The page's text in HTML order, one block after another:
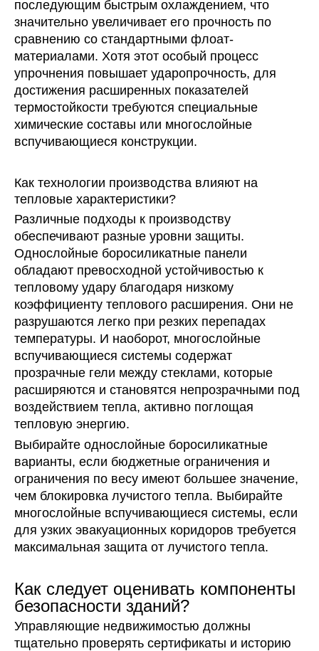
последующим быстрым охлаждением, что
значительно увеличивает его прочность по
сравнению со стандартными флоат-
материалами. Хотя этот особый процесс
упрочнения повышает ударопрочность, для
достижения расширенных показателей
термостойкости требуются специальные
химические составы или многослойные
вспучивающиеся конструкции.
Как технологии производства влияют на
тепловые характеристики?
Различные подходы к производству
обеспечивают разные уровни защиты.
Однослойные боросиликатные панели
обладают превосходной устойчивостью к
тепловому удару благодаря низкому
коэффициенту теплового расширения. Они не
разрушаются легко при резких перепадах
температуры. И наоборот, многослойные
вспучивающиеся системы содержат
прозрачные гели между стеклами, которые
расширяются и становятся непрозрачными под
воздействием тепла, активно поглощая
тепловую энергию.
Выбирайте однослойные боросиликатные
варианты, если бюджетные ограничения и
ограничения по весу имеют большее значение,
чем блокировка лучистого тепла. Выбирайте
многослойные вспучивающиеся системы, если
для узких эвакуационных коридоров требуется
максимальная защита от лучистого тепла.
Как следует оценивать компоненты
безопасности зданий?
Управляющие недвижимостью должны
тщательно проверять сертификаты и историю